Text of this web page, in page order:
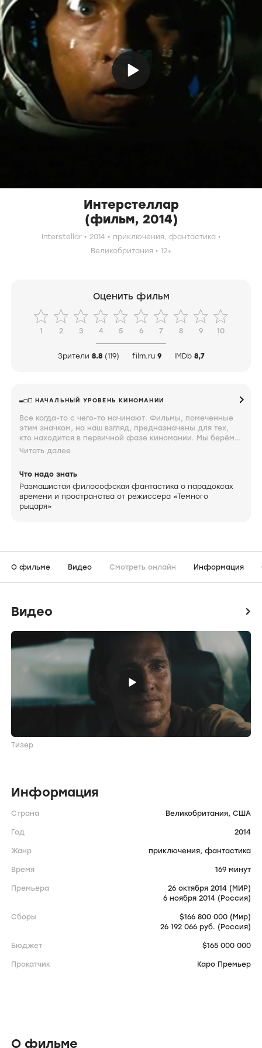
Интерстеллар
(фильм, 2014)
Interstellar 2014 приключения, фантастика
Великобритания
12+
Оценить фильм
1 2 3 4 5 6 7 8 9 10
Зрители 8.8 (119) film.ru 9 IMDb 8,7
НАЧАЛЬНЫЙ УРОВЕНЬ КИНОМАНИИ
Все когда-то с чего-то начинают. Фильмы, помеченные
этим значком, на наш взгляд, предназначены для тех,
кто находится в первичной фазе киномании. Мы берём
такие мягкие формулировки, потому что этот период
таким значком, должен знать каждый.
Читать далее
Что надо знать
Размашистая философская фантастика о парадоксах
времени и пространства от режиссера «Темного
рыцаря»
О фильме Видео Смотреть онлайн Информация
Видео icon
Тизер
Информация
Страна Великобритания, США
Год 2014
Жанр приключения, фантастика
Время 169 минут
Премьера
26 октября 2014 (МИР)
6 ноября 2014 (Россия)
Сборы
$166 800 000 (Мир)
26 192 066 руб. (Россия)
Бюджет $165 000 000
Прокатчик Каро Премьер